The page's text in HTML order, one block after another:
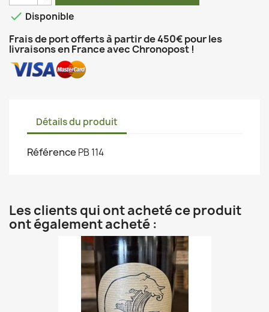
 Disponible
Frais de port offerts à partir de 450€ pour les
livraisons en France avec Chronopost !
Détails du produit
Référence PB 114
Les clients qui ont acheté ce produit
ont également acheté :